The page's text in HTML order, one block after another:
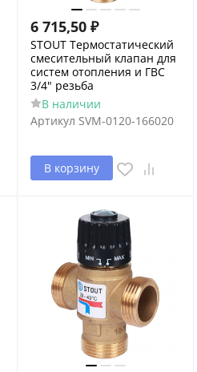
6 715,50 ₽
STOUT Термостатический
смесительный клапан для
систем отопления и ГВС
3/4" резьба
В наличии
Артикул SVM-0120-166020
В корзину